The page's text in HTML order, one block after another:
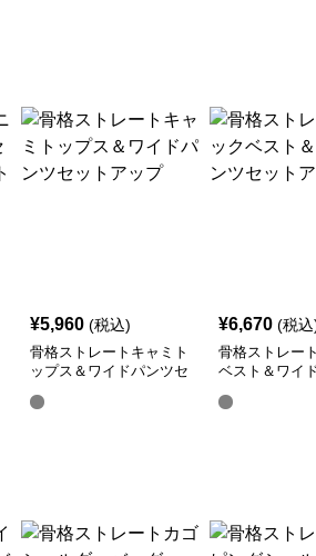
¥5,960 (税込)
骨格ストレートキャミト
ップス＆ワイドパンツセ
¥6,670 (税込
骨格ストレー
ベスト＆ワイ